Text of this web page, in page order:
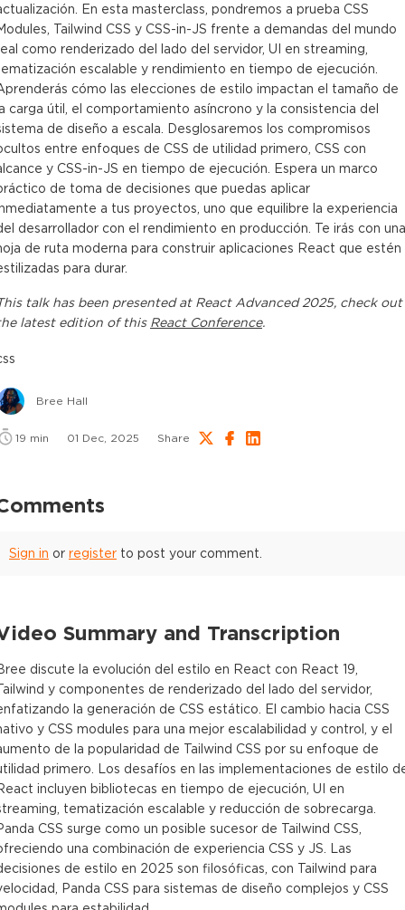
En esta masterclass, pondremos a prueba CSS
Tailwind CSS y CSS-in-JS frente a demandas del mundo
como renderizado del lado del servidor, UI en streaming,
escalable y rendimiento en tiempo de ejecución.
cómo las elecciones de estilo impactan el tamaño de
carga útil, el comportamiento asíncrono y la consistencia del
de diseño a escala. Desglosaremos los compromisos
entre enfoques de CSS de utilidad primero, CSS con
y CSS-in-JS en tiempo de ejecución. Espera un marco
de toma de decisiones que puedas aplicar
a tus proyectos, uno que equilibre la experiencia
desarrollador con el rendimiento en producción. Te irás con una
de ruta moderna para construir aplicaciones React que estén
para durar.
talkhas been presented at React Advanced 2025, check out
latest edition of this React Conference.
Bree Hall
19 min 01 Dec, 2025 Share
Sign in or register to post your comment.
Summary and Transcription
discute la evolución del estilo en React con React 19,
y componentes de renderizado del lado del servidor,
la generación de CSS estático. El cambio hacia CSS
y CSS modules para una mejor escalabilidad y control, y el
de la popularidad de Tailwind CSS por su enfoque de
primero. Los desafíos en las implementaciones de estilo
incluyen bibliotecas en tiempo de ejecución, UI en
tematización escalable y reducción de sobrecarga.
CSS surge como un posible sucesor de Tailwind CSS,
una combinación de experiencia CSS y JS. Las
de estilo en 2025 son filosóficas, con Tailwind para
Panda CSS para sistemas de diseño complejos y CSS